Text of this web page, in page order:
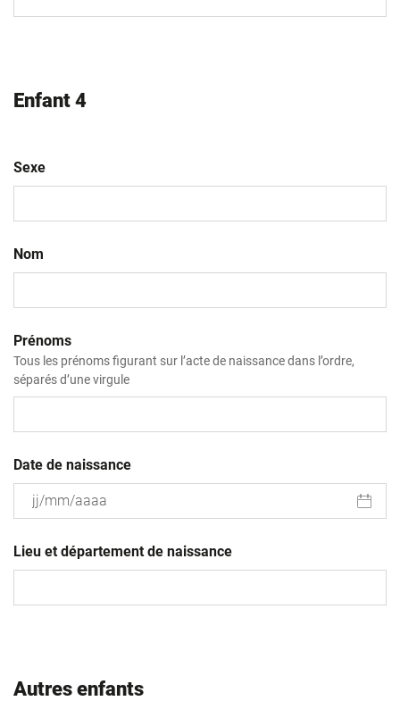
Enfant 4
Sexe
Nom
Prénoms
Tous les prénoms figurant sur l’acte de naissance dans l’ordre,
séparés d’une virgule
Date de naissance
slash
MM
Lieu et département de naissance
Autres enfants